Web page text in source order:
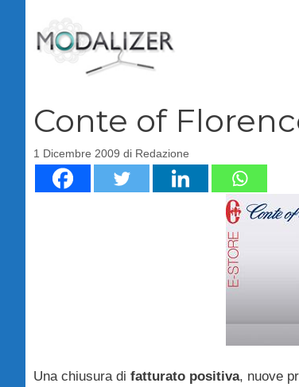
contenuto
Conte of
1 Dicembre 2009 di Redazione
Una chiusura di fatturato positiva, nuove